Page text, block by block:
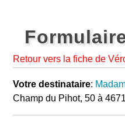
Retour vers la fiche de
Votre destinataire:
Champ du Pihot, 50 à